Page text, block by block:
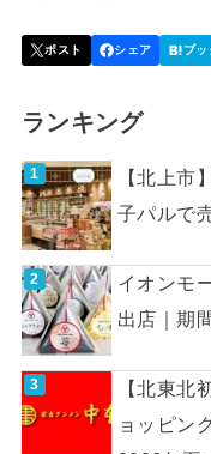
ランキング
【北上市
子パルで
イオンモ
出店｜期
【北東北
ョッピン